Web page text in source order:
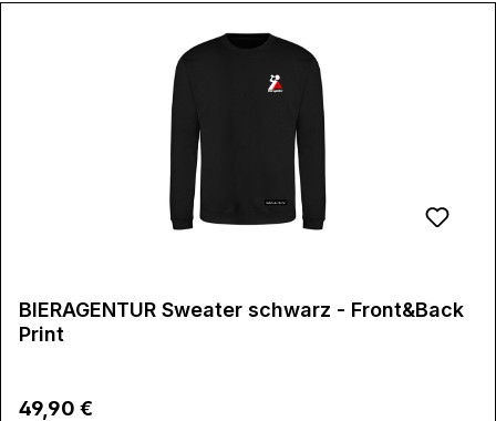
BIERAGENTUR Sweater schwarz - Front&Back
Print
Regulärer Preis:
49,90 €